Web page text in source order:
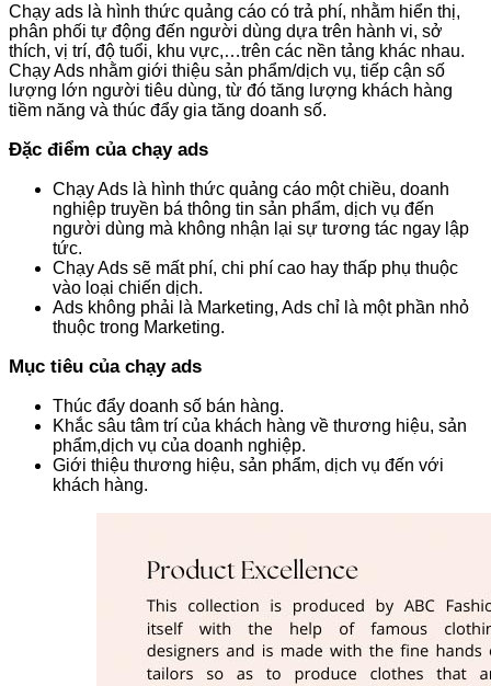
Chạy ads là hình thức quảng cáo có trả phí, nhằm hiển thị,
phân phối tự động đến người dùng dựa trên hành vi, sở
thích, vị trí, độ tuổi, khu vực,…trên các nền tảng khác nhau.
Chạy Ads nhằm giới thiệu sản phẩm/dịch vụ, tiếp cận số
lượng lớn người tiêu dùng, từ đó tăng lượng khách hàng
tiềm năng và thúc đẩy gia tăng doanh số.
Đặc điểm của chạy ads
Chạy Ads là hình thức quảng cáo một chiều, doanh
nghiệp truyền bá thông tin sản phẩm, dịch vụ đến
người dùng mà không nhận lại sự tương tác ngay lập
tức.
Chạy Ads sẽ mất phí, chi phí cao hay thấp phụ thuộc
vào loại chiến dịch.
Ads không phải là Marketing, Ads chỉ là một phần nhỏ
thuộc trong Marketing.
Mục tiêu của chạy ads
Thúc đẩy doanh số bán hàng.
Khắc sâu tâm trí của khách hàng về thương hiệu, sản
phẩm,dịch vụ của doanh nghiệp.
Giới thiệu thương hiệu, sản phẩm, dịch vụ đến với
khách hàng.